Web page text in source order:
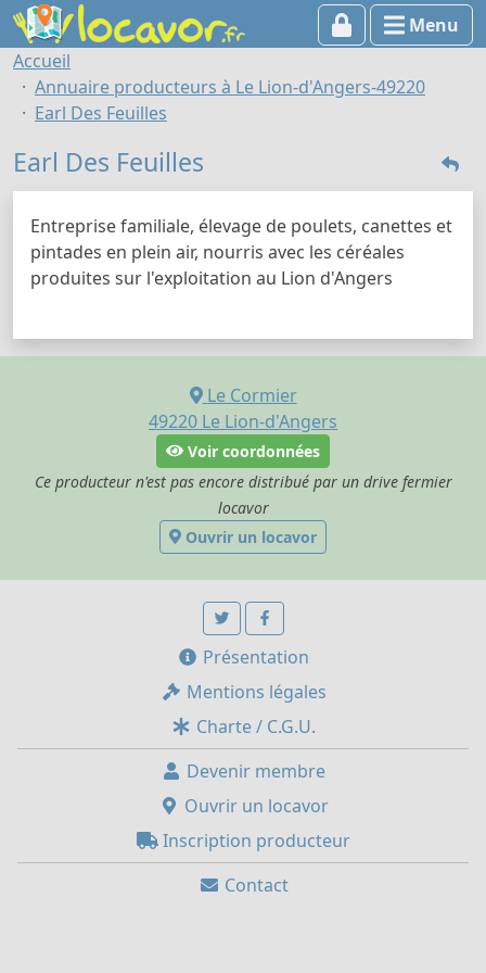
Menu
Accueil
Annuaire producteurs à Le Lion-d'Angers-49220
Earl Des Feuilles
Earl Des Feuilles
Entreprise familiale, élevage de poulets, canettes et
pintades en plein air, nourris avec les céréales
produites sur l'exploitation au Lion d'Angers
Le Cormier
49220 Le Lion-d'Angers
Voir coordonnées
Ce producteur n'est pas encore distribué par un drive fermier
locavor
Ouvrir un locavor
Présentation
Mentions légales
Charte / C.G.U.
Devenir membre
Ouvrir un locavor
Inscription producteur
Contact